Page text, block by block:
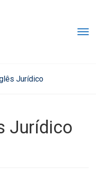
Jurídico
Jurídico